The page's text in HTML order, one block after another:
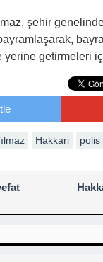
şehir
getirmeleri
Hakkari polis